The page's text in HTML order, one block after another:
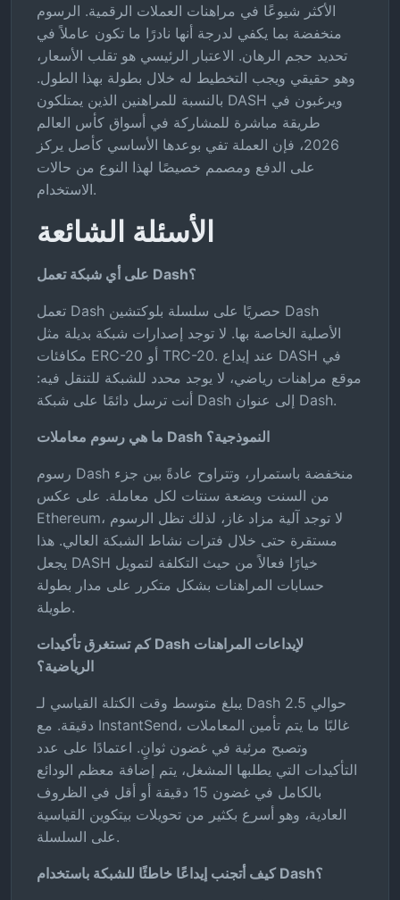
الأكثر شيوعًا في مراهنات العملات الرقمية. الرسوم
منخفضة بما يكفي لدرجة أنها نادرًا ما تكون عاملاً في
تحديد حجم الرهان. الاعتبار الرئيسي هو تقلب الأسعار،
وهو حقيقي ويجب التخطيط له خلال بطولة بهذا الطول.
بالنسبة للمراهنين الذين يمتلكون DASH ويرغبون في
طريقة مباشرة للمشاركة في أسواق كأس العالم
2026، فإن العملة تفي بوعدها الأساسي كأصل يركز
على الدفع ومصمم خصيصًا لهذا النوع من حالات
الاستخدام.
الأسئلة الشائعة
على أي شبكة تعمل Dash؟
تعمل Dash حصريًا على سلسلة بلوكتشين Dash
الأصلية الخاصة بها. لا توجد إصدارات شبكة بديلة مثل
مكافئات ERC-20 أو TRC-20. عند إيداع DASH في
موقع مراهنات رياضي، لا يوجد محدد للشبكة للتنقل فيه:
أنت ترسل دائمًا على شبكة Dash إلى عنوان Dash.
ما هي رسوم معاملات Dash النموذجية؟
رسوم Dash منخفضة باستمرار، وتتراوح عادةً بين جزء
من السنت وبضعة سنتات لكل معاملة. على عكس
Ethereum، لا توجد آلية مزاد غاز، لذلك تظل الرسوم
مستقرة حتى خلال فترات نشاط الشبكة العالي. هذا
يجعل DASH خيارًا فعالاً من حيث التكلفة لتمويل
حسابات المراهنات بشكل متكرر على مدار بطولة
طويلة.
كم تستغرق تأكيدات Dash لإيداعات المراهنات
الرياضية؟
يبلغ متوسط وقت الكتلة القياسي لـ Dash حوالي 2.5
دقيقة. مع InstantSend، غالبًا ما يتم تأمين المعاملات
وتصبح مرئية في غضون ثوانٍ. اعتمادًا على عدد
التأكيدات التي يطلبها المشغل، يتم إضافة معظم الودائع
بالكامل في غضون 15 دقيقة أو أقل في الظروف
العادية، وهو أسرع بكثير من تحويلات بيتكوين القياسية
على السلسلة.
كيف أتجنب إيداعًا خاطئًا للشبكة باستخدام Dash؟